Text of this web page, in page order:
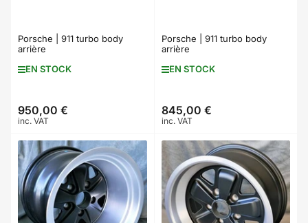
Porsche | 911 turbo body
arrière
EN STOCK
Prix
950,00 €
inc. VAT
Porsche | 911 turbo body
arrière
EN STOCK
Prix
845,00 €
inc. VAT